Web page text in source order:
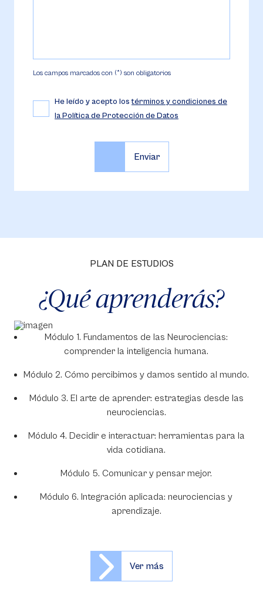
Los campos marcados con (*) son obligatorios
He leído y acepto lostérminos y condiciones de
la Política de Protección de Datos
PLAN DE ESTUDIOS
¿Qué aprenderás?
Módulo 1. Fundamentos de las Neurociencias:
comprender la inteligencia humana.
Módulo 2. Cómo percibimos y damos sentido al mundo.
Módulo 3. El arte de aprender: estrategias desde las
neurociencias.
Módulo 4. Decidir e interactuar: herramientas para la
vida cotidiana.
Módulo 5. Comunicar y pensar mejor.
Módulo 6. Integración aplicada: neurociencias y
aprendizaje.
Ver más